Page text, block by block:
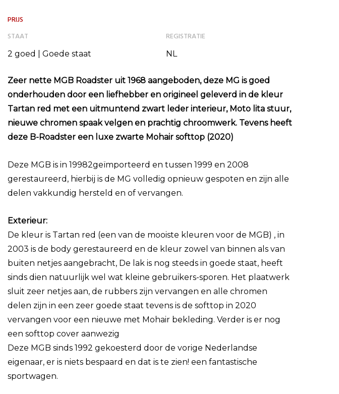
PRIJS
STAAT
2 goed | Goede staat
REGISTRATIE
NL
Zeer nette MGB Roadster uit 1968 aangeboden, deze MG is goed
onderhouden door een liefhebber en origineel geleverd in de kleur
Tartan red met een uitmuntend zwart leder interieur, Moto lita stuur,
nieuwe chromen spaak velgen en prachtig chroomwerk. Tevens heeft
deze B-Roadster een luxe zwarte Mohair softtop (2020)
Deze MGB is in 19982geïmporteerd en tussen 1999 en 2008
gerestaureerd, hierbij is de MG volledig opnieuw gespoten en zijn alle
delen vakkundig hersteld en of vervangen.
Exterieur:
De kleur is Tartan red (een van de mooiste kleuren voor de MGB) , in
2003 is de body gerestaureerd en de kleur zowel van binnen als van
buiten netjes aangebracht, De lak is nog steeds in goede staat, heeft
sinds dien natuurlijk wel wat kleine gebruikers-sporen. Het plaatwerk
sluit zeer netjes aan, de rubbers zijn vervangen en alle chromen
delen zijn in een zeer goede staat tevens is de softtop in 2020
vervangen voor een nieuwe met Mohair bekleding. Verder is er nog
een softtop cover aanwezig
Deze MGB sinds 1992 gekoesterd door de vorige Nederlandse
eigenaar, er is niets bespaard en dat is te zien! een fantastische
sportwagen.